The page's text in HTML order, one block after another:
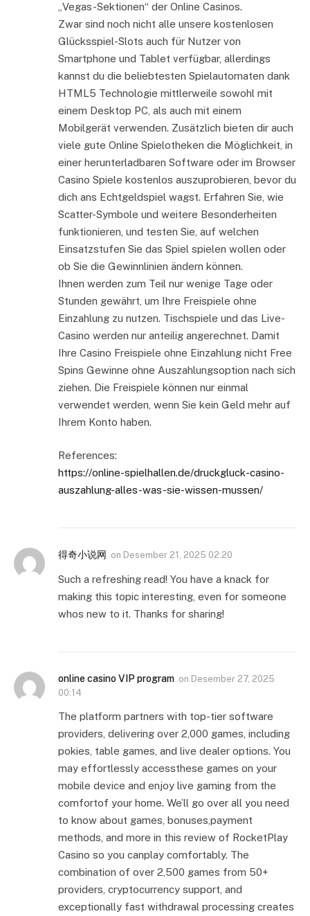
„Vegas-Sektionen“ der Online Casinos.
Zwar sind noch nicht alle unsere kostenlosen
Glücksspiel-Slots auch für Nutzer von
Smartphone und Tablet verfügbar, allerdings
kannst du die beliebtesten Spielautomaten dank
HTML5 Technologie mittlerweile sowohl mit
einem Desktop PC, als auch mit einem
Mobilgerät verwenden. Zusätzlich bieten dir auch
viele gute Online Spielotheken die Möglichkeit, in
einer herunterladbaren Software oder im Browser
Casino Spiele kostenlos auszuprobieren, bevor du
dich ans Echtgeldspiel wagst. Erfahren Sie, wie
Scatter-Symbole und weitere Besonderheiten
funktionieren, und testen Sie, auf welchen
Einsatzstufen Sie das Spiel spielen wollen oder
ob Sie die Gewinnlinien ändern können.
Ihnen werden zum Teil nur wenige Tage oder
Stunden gewährt, um Ihre Freispiele ohne
Einzahlung zu nutzen. Tischspiele und das Live-
Casino werden nur anteilig angerechnet. Damit
Ihre Casino Freispiele ohne Einzahlung nicht Free
Spins Gewinne ohne Auszahlungsoption nach sich
ziehen. Die Freispiele können nur einmal
verwendet werden, wenn Sie kein Geld mehr auf
Ihrem Konto haben.
References:
https://online-spielhallen.de/druckgluck-casino-
auszahlung-alles-was-sie-wissen-mussen/
得奇小说网 on Desember 21, 2025 02:20
Such a refreshing read! You have a knack for
making this topic interesting, even for someone
whos new to it. Thanks for sharing!
online casino VIP program on Desember 27, 2025
00:14
The platform partners with top-tier software
providers, delivering over 2,000 games, including
pokies, table games, and live dealer options. You
may effortlessly accessthese games on your
mobile device and enjoy live gaming from the
comfortof your home. We’ll go over all you need
to know about games, bonuses,payment
methods, and more in this review of RocketPlay
Casino so you canplay comfortably. The
combination of over 2,500 games from 50+
providers, cryptocurrency support, and
exceptionally fast withdrawal processing creates